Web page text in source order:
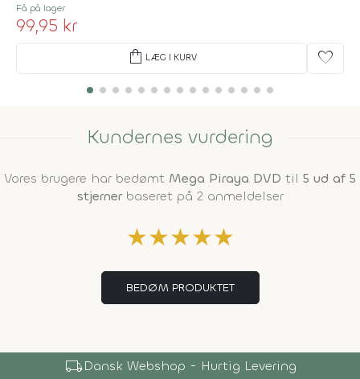
Få på lager
99,95 kr
shopping_bag LÆG I KURV favorite
Kundernes vurdering
Vores brugere har bedømt Mega Piraya DVD til 5 ud af 5
stjernerbaseret på 2 anmeldelser
★★★★★
BEDØM PRODUKTET
local_shippingDansk Webshop - Hurtig Levering